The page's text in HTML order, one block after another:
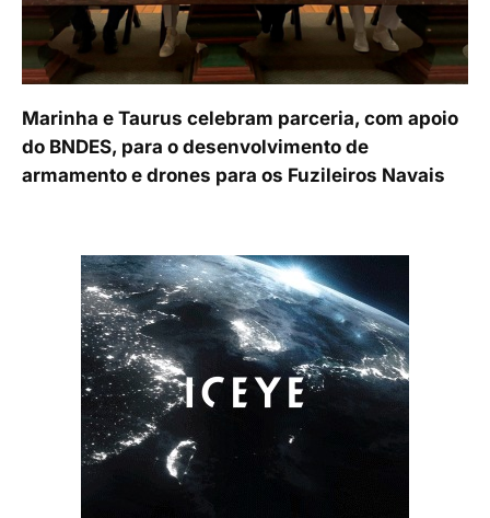
Marinha e Taurus celebram parceria, com apoio
do BNDES, para o desenvolvimento de
armamento e drones para os Fuzileiros Navais